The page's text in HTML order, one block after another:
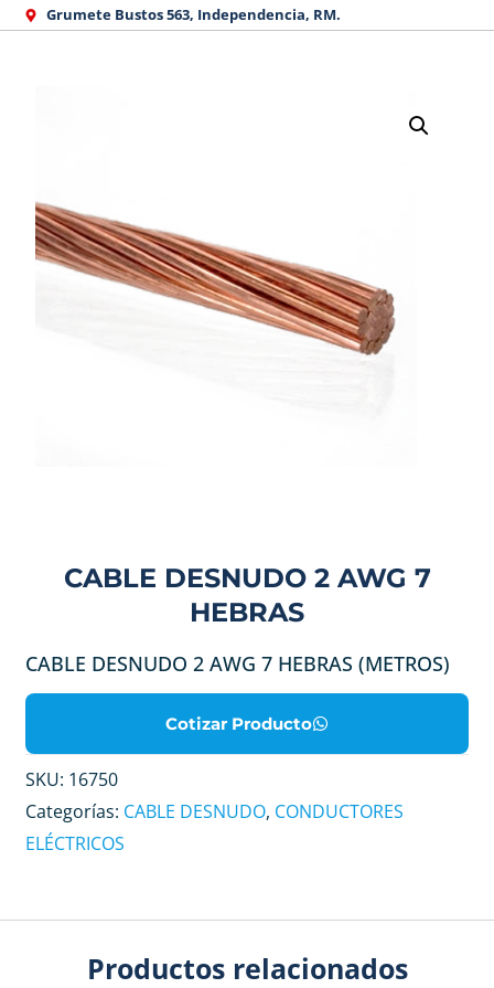
Grumete Bustos 563, Independencia, RM.
CABLE DESNUDO 2 AWG 7
HEBRAS
CABLE DESNUDO 2 AWG 7 HEBRAS (METROS)
Cotizar Producto
SKU: 16750
Categorías: CABLE DESNUDO, CONDUCTORES
ELÉCTRICOS
Productos relacionados